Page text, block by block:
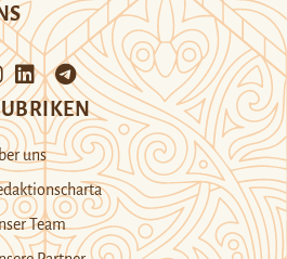
uns
Team